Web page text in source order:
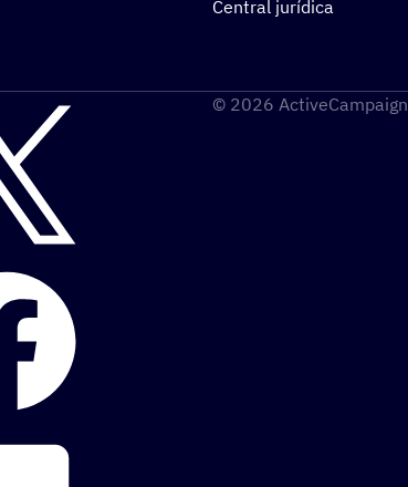
Central jurídica
© 2026 ActiveCampaign